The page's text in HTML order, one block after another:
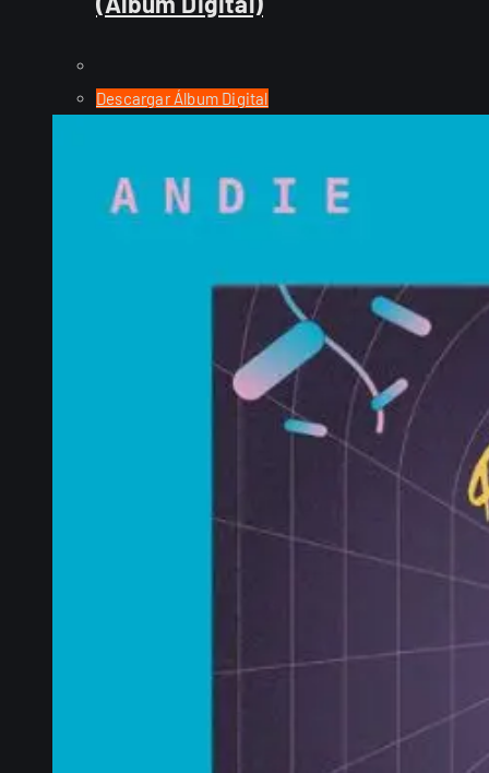
Descargar Álbum Digital